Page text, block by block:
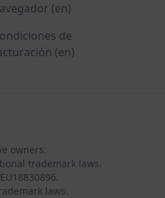
(en)
de
(en)
owners.
trademark laws.
laws.